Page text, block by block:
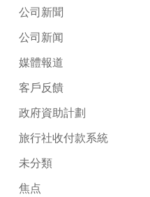
公司新聞
公司新闻
媒體報道
客戶反饋
政府資助計劃
旅行社收付款系統
未分類
焦点